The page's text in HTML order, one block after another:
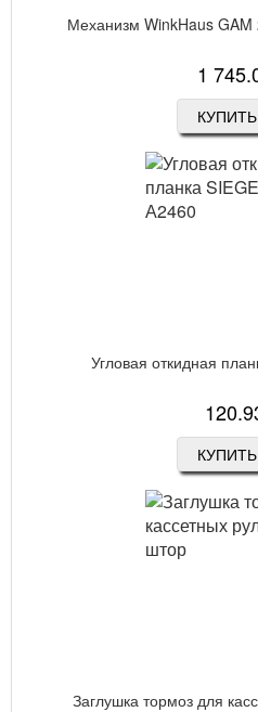
Механизм WinkHaus
1
КУПИТЬ
Угловая откидная
КУПИТЬ
Заглушка тормоз для